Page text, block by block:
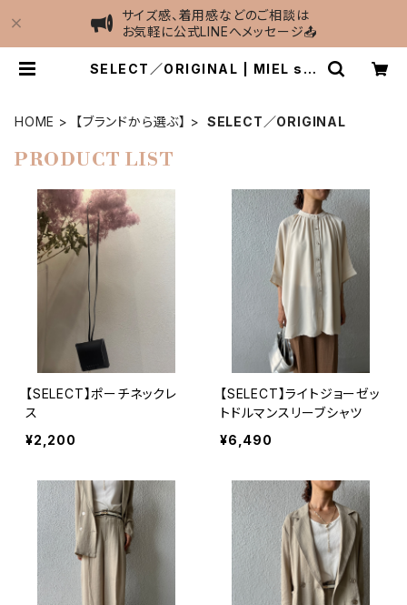
サイズ感、着用感などのご相談は
お気軽に公式LINEへメッセージ📤
SELECT／ORIGINAL | MIEL sel
HOME 【ブランドから選ぶ】 SELECT／ORIGINAL
PRODUCT LIST
【SELECT】ポーチネックレ
ス
¥2,200
【SELECT】ライトジョーゼッ
トドルマンスリーブシャツ
¥6,490